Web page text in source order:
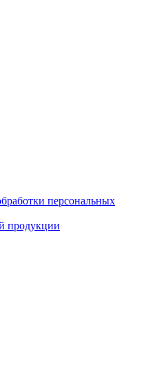
персональных
продукции